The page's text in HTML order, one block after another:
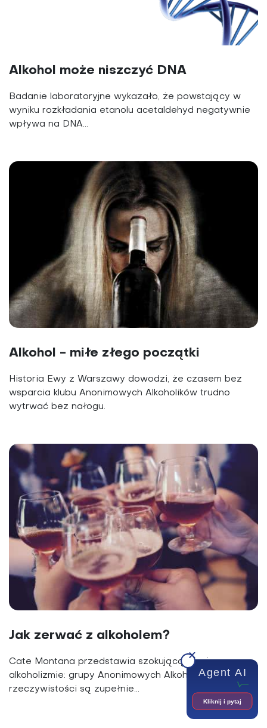
Alkohol może niszczyć DNA
Badanie laboratoryjne wykazało, że powstający w
wyniku rozkładania etanolu acetaldehyd negatywnie
wpływa na DNA...
Alkohol - miłe złego początki
Historia Ewy z Warszawy dowodzi, że czasem bez
wsparcia klubu Anonimowych Alkoholików trudno
wytrwać bez nałogu.
Jak zerwać z alkoholem?
Cate Montana przedstawia szokującą teorię o
alkoholizmie: grupy Anonimowych Alkoholików w
rzeczywistości są zupełnie...
Agent AI
Kliknij i pytaj